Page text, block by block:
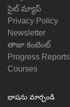
సైట్ మ్యాప్
Privacy Policy
Newsletter
తాజా కంటెంట్
Progress Reports
Courses
భాషను మార్చండి